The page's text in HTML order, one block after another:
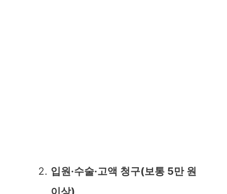
입원·수술·고액 청구(보통 5만 원
이상)